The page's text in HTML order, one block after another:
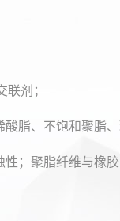
剂；
脂、不饱和聚脂
；聚脂纤维与橡